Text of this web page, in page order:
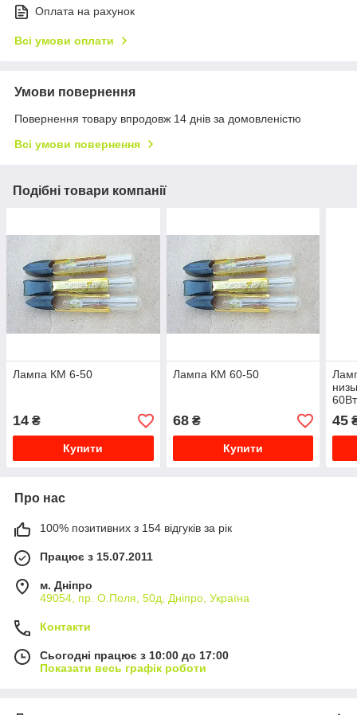
Оплата на рахунок
Всі умови оплати
Умови повернення
Повернення товару впродовж 14 днів за домовленістю
Всі умови повернення
Подібні товари компанії
Лампа КМ 6-50
14 ₴
Купити
Лампа КМ 60-50
68₴
Купити
45
Про нас
100% позитивних з 154 відгуків за рік
Працює з 15.07.2011
м. Дніпро
49054, пр. О.Поля, 50д, Дніпро, Україна
Контакти
Сьогодні працює з 10:00 до 17:00
Показати весь графік роботи